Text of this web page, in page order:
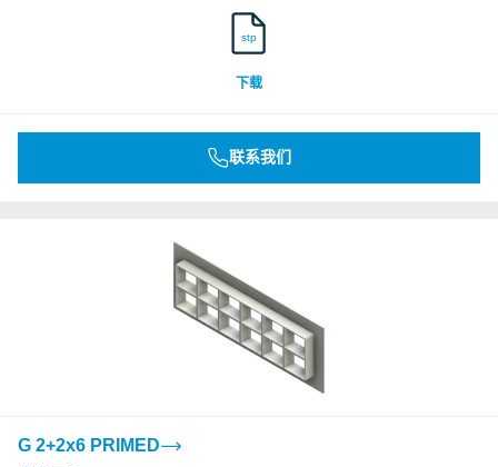
stp
下载
联系我们
G 2+2x6 PRIMED